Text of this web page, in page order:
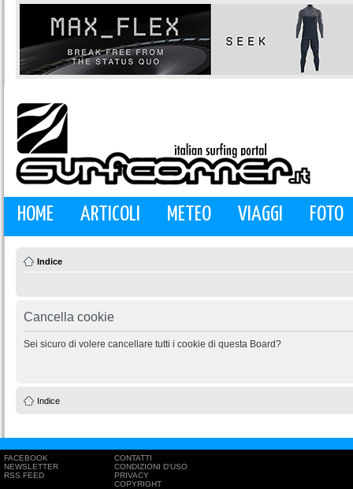
HOME ARTICOLI METEO VIAGGI FOTO
Indice
Cancella cookie
Sei sicuro di volere cancellare tutti i cookie di questa Board?
Indice
FACEBOOK
NEWSLETTER
RSS FEED
CONTATTI
CONDIZIONI D'USO
PRIVACY
COPYRIGHT